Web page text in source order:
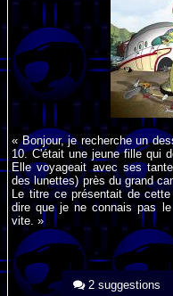
« Bonjour, je recherche un
10. C'était une jeune fille qui
Elle voyageait avec ses
des lunettes) près du grand
Le titre ce présentait de
dire que je ne connais pas
vite. »
2 suggestions